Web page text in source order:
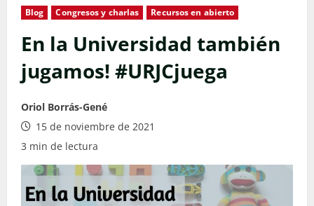
Blog Congresos y charlas Recursos en abierto
En la Universidad también
jugamos! #URJCjuega
Oriol Borrás-Gené
15 de noviembre de 2021
3 min de lectura